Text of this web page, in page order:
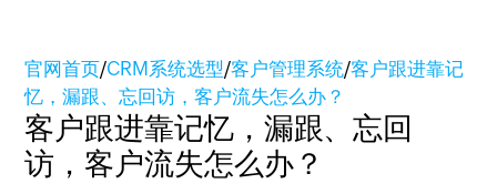
官网首页/CRM系统选型/客户管理系统/客户跟进靠记
忆，漏跟、忘回访，客户流失怎么办？
客户跟进靠记忆，漏跟、忘回
访，客户流失怎么办？